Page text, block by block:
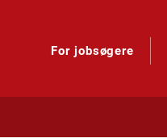
For jobsøgere